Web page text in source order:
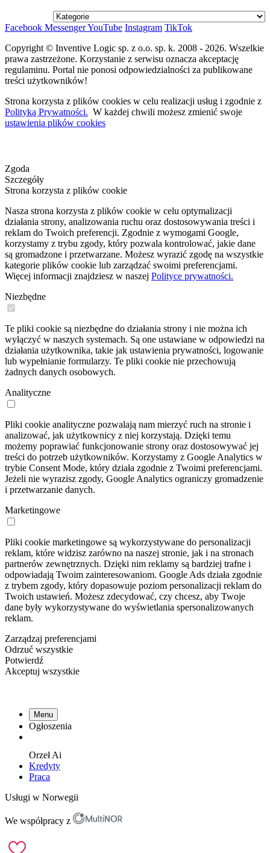
Facebook MessengerYouTube Instagram TikTok
Copyright © Inventive Logic sp. z o.o. sp. k. 2008 - 2026. Wszelkie
prawa zastrzeżone. Korzystanie z serwisu oznacza akceptację
regulaminu. Portal nie ponosi odpowiedzialności za publikowane
treści użytkowników!
Strona korzysta z plików cookies w celu realizacji usług i zgodnie z
Polityką Prywatności. W każdej chwili możesz zmienić swoje
ustawienia plików cookies
Zgoda
Szczegóły
Strona korzysta z plików cookie
Nasza strona korzysta z plików cookie w celu optymalizacji
działania strony, analizowania ruchu oraz dostosowywania treści i
reklam do Twoich preferencji. Zgodnie z wymogami Google,
korzystamy z trybu zgody, który pozwala kontrolować, jakie dane
są gromadzone i przetwarzane. Możesz wyrazić zgodę na wszystkie
kategorie plików cookie lub zarządzać swoimi preferencjami.
Więcej informacji znajdziesz w naszej Polityce prywatności.
Niezbędne
Te pliki cookie są niezbędne do działania strony i nie można ich
wyłączyć w naszych systemach. Są one ustawiane w odpowiedzi na
działania użytkownika, takie jak ustawienia prywatności, logowanie
lub wypełnianie formularzy. Te pliki cookie nie przechowują
żadnych danych osobowych.
Analityczne
Pliki cookie analityczne pozwalają nam mierzyć ruch na stronie i
analizować, jak użytkownicy z niej korzystają. Dzięki temu
możemy poprawiać funkcjonowanie strony oraz dostosowywać jej
treści do potrzeb użytkowników. Korzystamy z Google Analytics w
trybie Consent Mode, który działa zgodnie z Twoimi preferencjami.
Jeżeli nie wyrazisz zgody, Google Analytics ograniczy gromadzenie
i przetwarzanie danych.
Marketingowe
Pliki cookie marketingowe są wykorzystywane do personalizacji
reklam, które widzisz zarówno na naszej stronie, jak i na stronach
partnerów zewnętrznych. Dzięki nim reklamy są bardziej trafne i
odpowiadają Twoim zainteresowaniom. Google Ads działa zgodnie
z trybem zgody, który dopasowuje poziom personalizacji reklam do
Twoich ustawień. Możesz zdecydować, czy chcesz, aby Twoje
dane były wykorzystywane do wyświetlania spersonalizowanych
reklam.
Zarządzaj preferencjami
Odrzuć wszystkie
Potwierdź
Akceptuj wszystkie
Menu
Ogłoszenia
OrzełAi
Kredyty
Praca
Usługi w Norwegii
We współpracy z